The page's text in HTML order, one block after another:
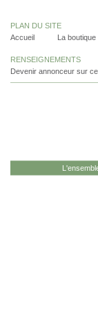
PLAN DU SITE
Accueil
La
RENSEIGNEMENTS
Devenir annonceur sur